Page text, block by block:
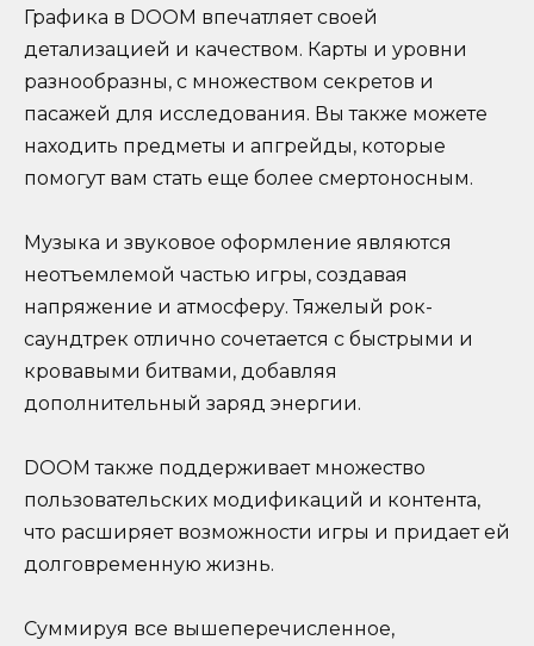
Графика в DOOM впечатляет своей
детализацией и качеством. Карты и уровни
разнообразны, с множеством секретов и
пасажей для исследования. Вы также можете
находить предметы и апгрейды, которые
помогут вам стать еще более смертоносным.
Музыка и звуковое оформление являются
неотъемлемой частью игры, создавая
напряжение и атмосферу. Тяжелый рок-
саундтрек отлично сочетается с быстрыми и
кровавыми битвами, добавляя
дополнительный заряд энергии.
DOOM также поддерживает множество
пользовательских модификаций и контента,
что расширяет возможности игры и придает ей
долговременную жизнь.
Суммируя все вышеперечисленное,